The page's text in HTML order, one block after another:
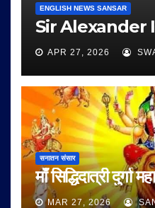
ENGLISH NEWS SANSAR
Sir Alexander
APR 27, 2026
सनातन संसार
माँ सिद्धिदात्री दुर्गा
MAR 27, 2026